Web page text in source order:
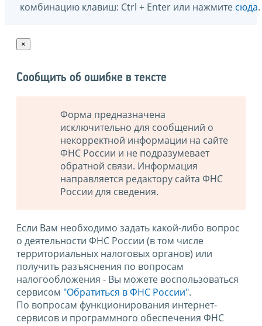
комбинацию клавиш: Ctrl + Enter или нажмите сюда.
×
Сообщить об ошибке в тексте
Форма предназначена
исключительно для сообщений о
некорректной информации на сайте
ФНС России и не подразумевает
обратной связи. Информация
направляется редактору сайта ФНС
России для сведения.
Если Вам необходимо задать какой-либо вопрос
о деятельности ФНС России (в том числе
территориальных налоговых органов) или
получить разъяснения по вопросам
налогообложения - Вы можете воспользоваться
сервисом "Обратиться в ФНС России".
По вопросам функционирования интернет-
сервисов и программного обеспечения ФНС